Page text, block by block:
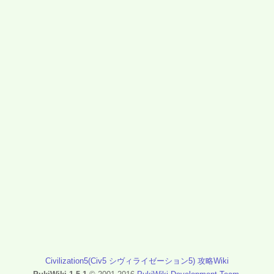
Civilization5(Civ5 シヴィライゼーション5) 攻略Wiki